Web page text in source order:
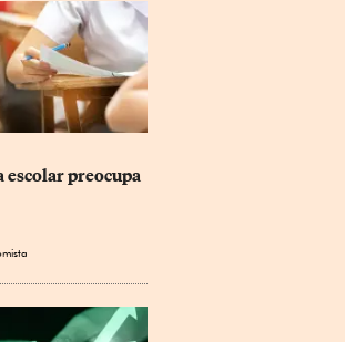
preocupa